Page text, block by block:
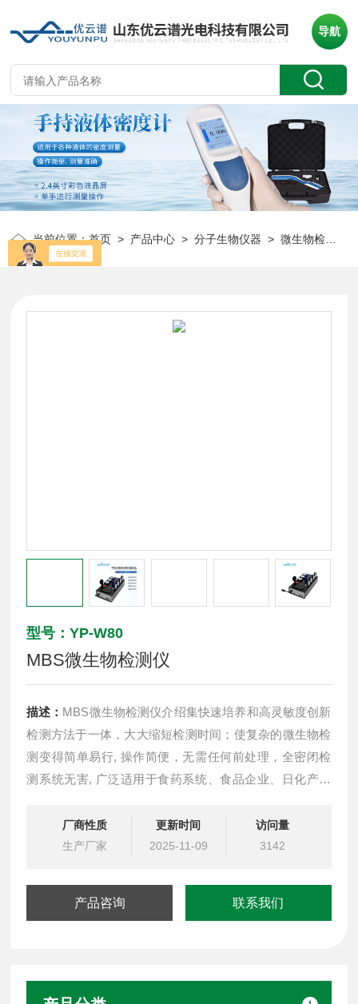
导航
当前位置：首页 > 产品中心 >分子生物仪器 >微生物检测仪
型号：YP-W80
MBS微生物检测仪
描述： MBS微生物检测仪介绍集快速培养和高灵敏度创新
检测方法于一体，大大缩短检测时间；使复杂的微生物检
测变得简单易行, 操作简便，无需任何前处理，全密闭检
测系统无害, 广泛适用于食药系统、食品企业、日化产品
厂商性质
生产厂家
更新时间
2025-11-09
访问量
3142
产品咨询 联系我们